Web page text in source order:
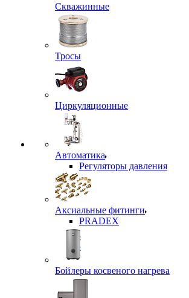
Скважинные
Тросы
Циркуляционные
Автоматика
Регуляторы давления
Аксиальные фитинги
PRADEX
Бойлеры косвеного нагрева